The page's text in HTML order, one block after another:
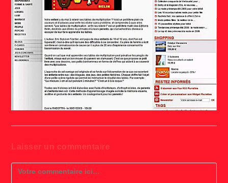
Laisser un commentaire
Comment